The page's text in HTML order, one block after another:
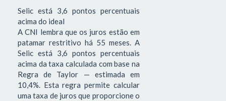
Selic está 3,6 pontos percentuais
acima do ideal
A CNI lembra que os juros estão em
patamar restritivo há 55 meses. A
Selic está 3,6 pontos percentuais
acima da taxa calculada com base na
Regra de Taylor — estimada em
10,4%. Esta regra permite calcular
uma taxa de juros que proporcione o